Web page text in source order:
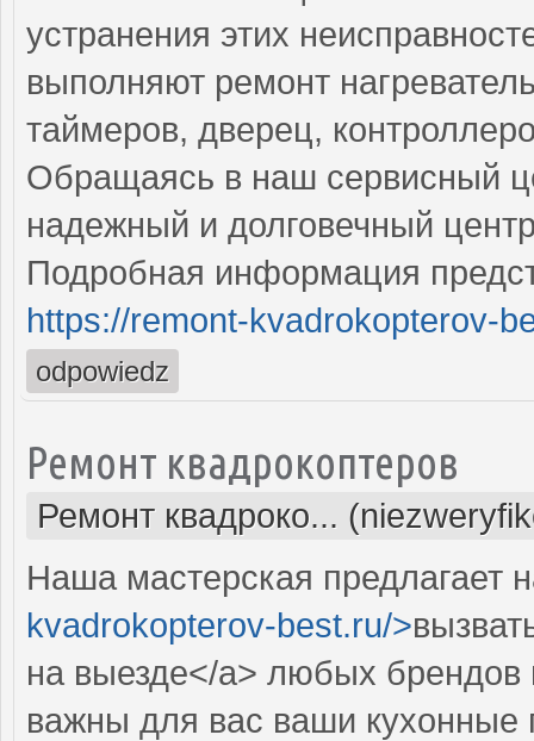
устранения этих
выполняют ремонт
таймеров, дверец,
Обращаясь в наш сервисный
надежный и долговечный
Подробная информация
https://remont-kvadrokopterov-
odpowiedz
Ремонт квадрокоптеров
Ремонт квадроко...
Наша мастерская предлагает
kvadrokopterov-best.ru/>
на выезде</a> любых
важны для вас ваши